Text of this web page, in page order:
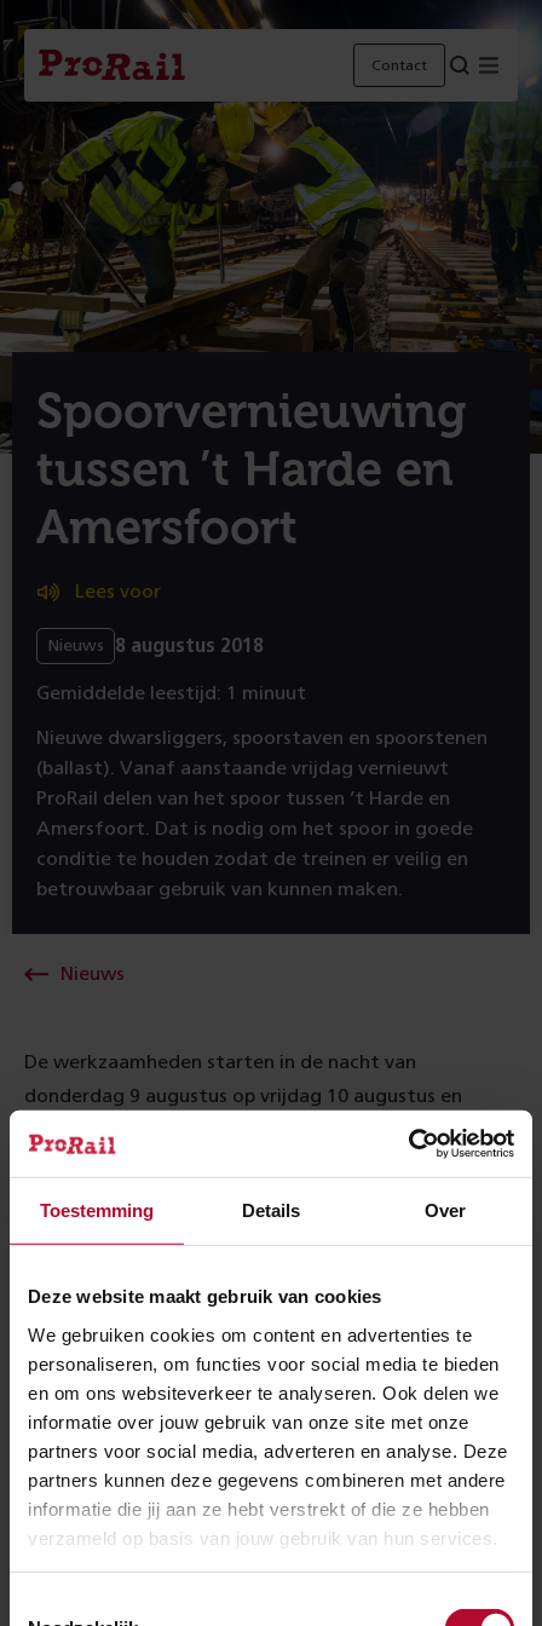
Toestemming Details Over
Deze website maakt gebruik van cookies
We gebruiken cookies om content en advertenties te
personaliseren, om functies voor social media te bieden
en om ons websiteverkeer te analyseren. Ook delen we
informatie over jouw gebruik van onze site met onze
partners voor social media, adverteren en analyse. Deze
partners kunnen deze gegevens combineren met andere
informatie die jij aan ze hebt verstrekt of die ze hebben
verzameld op basis van jouw gebruik van hun services.
Navigatie
Homepage
ProRail
Contact
Spoorvernieuwing
tussen ’t Harde en
Amersfoort
Lees voor
Nieuws 8 augustus 2018
Gemiddelde leestijd: 1 minuut
Nieuwe dwarsliggers, spoorstaven en spoorstenen
(ballast). Vanaf aanstaande vrijdag vernieuwt
ProRail delen van het spoor tussen ’t Harde en
Amersfoort. Dat is nodig om het spoor in goede
conditie te houden zodat de treinen er veilig en
betrouwbaar gebruik van kunnen maken.
Nieuws
De werkzaamheden starten in de nacht van
donderdag 9 augustus op vrijdag 10 augustus en
duren tot en met maandagochtend 13 augustus 05:00
uur. Gedurende deze periode wordt er 24 uur per dag
Gevolgen treinverkeer
Tussen ’t Harde en Amersfoort is er geen treinverkeer
mogelijk. Wij adviseren reizigers voor vertrek de
reisplannerte raadplegen voor het beste
(om)reisadvies.